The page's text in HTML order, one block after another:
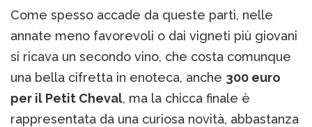
Come spesso accade da queste parti, nelle
annate meno favorevoli o dai vigneti più giovani
si ricava un secondo vino, che costa comunque
una bella cifretta in enoteca, anche 300 euro
per il Petit Cheval, ma la chicca finale è
rappresentata da una curiosa novità, abbastanza